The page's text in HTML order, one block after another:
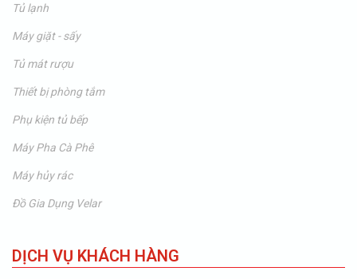
Tủ lạnh
Máy giặt - sấy
Tủ mát rượu
Thiết bị phòng tắm
Phụ kiện tủ bếp
Máy Pha Cà Phê
Máy hủy rác
Đồ Gia Dụng Velar
DỊCH VỤ KHÁCH HÀNG